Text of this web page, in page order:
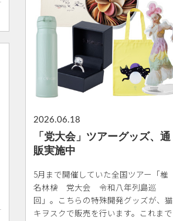
2026.06.18
「党大会」ツアーグッズ、通
販実施中
5月まで開催していた全国ツアー「椎
名林檎 党大会 令和八年列島巡
回」。こちらの特殊開発グッズが、猫
キヲスクで販売を行います。これまで